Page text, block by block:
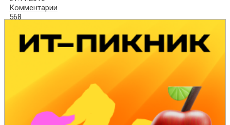
Комментарии
568